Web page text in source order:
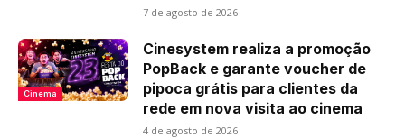
7 de agosto de 2026
Cinema
Cinesystem realiza a promoção
PopBack e garante voucher de
pipoca grátis para clientes da
rede em nova visita ao cinema
4 de agosto de 2026